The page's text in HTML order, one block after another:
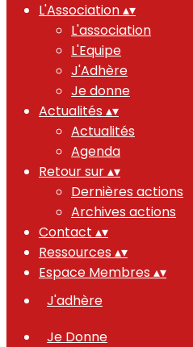
L'Association▴▾
L'association
L'Equipe
J'Adhère
Je donne
Actualités ▴▾
Actualités
Agenda
Retour sur▴▾
Dernières actions
Archives actions
Contact ▴▾
Ressources ▴▾
Espace Membres ▴▾
J'adhère
Je Donne